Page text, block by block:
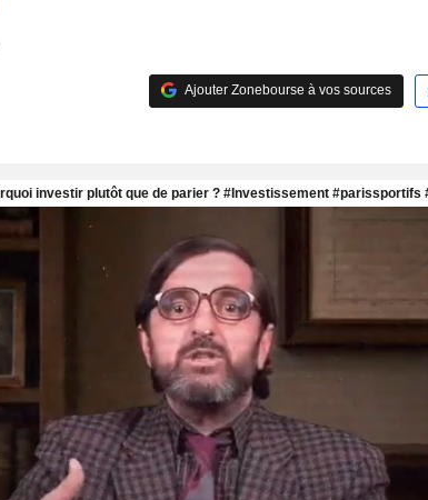
Ajouter Zonebourse à vos sources